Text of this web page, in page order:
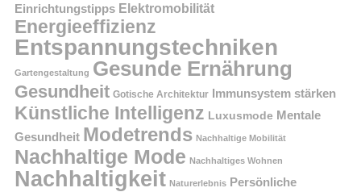
Einrichtungstipps Elektromobilität
Energieeffizienz
Entspannungstechniken
Gartengestaltung Gesunde Ernährung
Gesundheit Gotische Architektur Immunsystem stärken
Künstliche Intelligenz Luxusmode Mentale
Gesundheit Modetrends Nachhaltige Mobilität
Nachhaltige Mode Nachhaltiges Wohnen
Nachhaltigkeit Naturerlebnis Persönliche